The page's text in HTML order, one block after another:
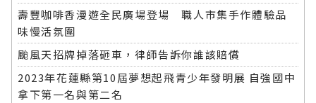
壽豐咖啡香漫遊全民廣場登場 職人市集手作體驗品
味慢活氛圍
颱風天招牌掉落砸車，律師告訴你誰該賠償
2023年花蓮縣第10屆夢想起飛青少年發明展 自強國中
拿下第一名與第二名